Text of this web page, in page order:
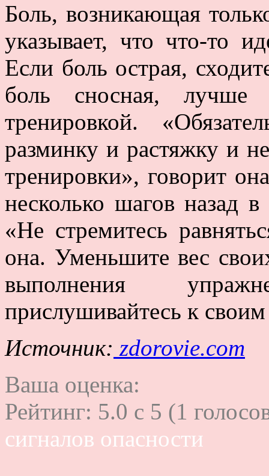
Боль, возникающая
указывает, что что-то
Если боль острая,
боль сносная, лучше
тренировкой.
разминку и растяжку и
тренировки», говорит
несколько шагов назад
«Не стремитесь
она. Уменьшите вес
выполнения
прислушивайтесь к
Источник: zdorovie.com
Ваша оценка:
Рейтинг: 5.0 c 5 (1
сигналов опасности